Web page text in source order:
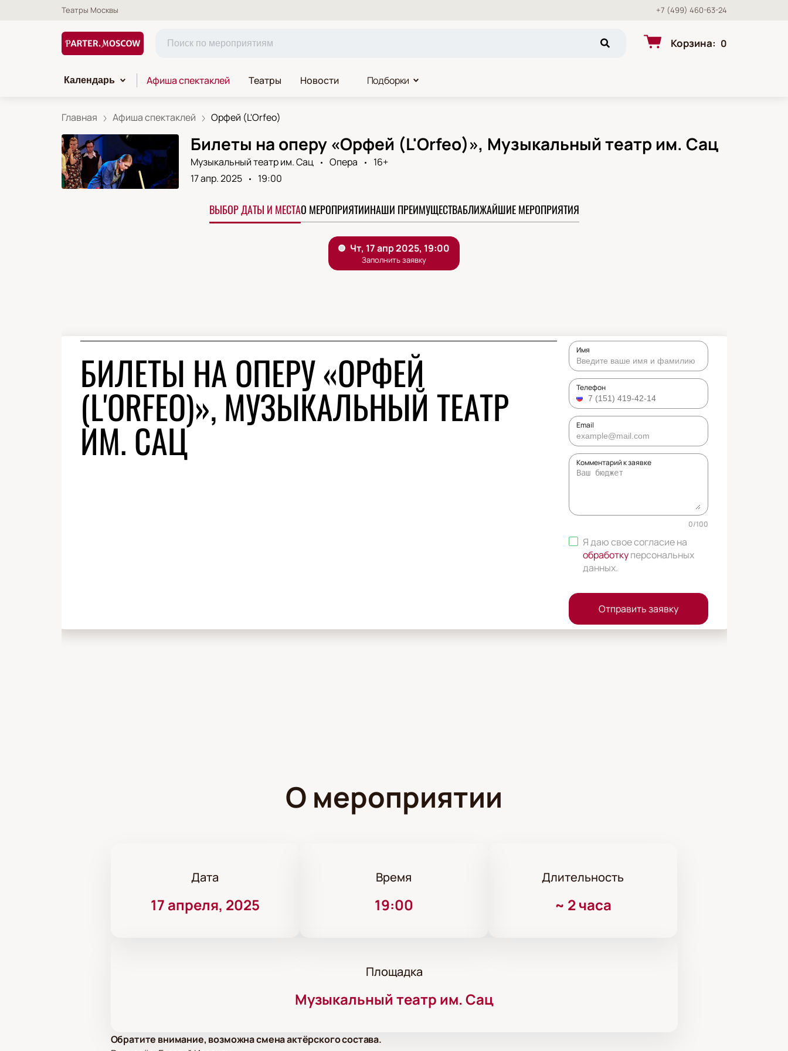
Театры Москвы +7 (499) 460-63-24
Корзина: 0
Календарь Афиша спектаклей Театры Новости Подборки
Главная Афиша спектаклей Орфей (L'Orfeo)
Билеты на оперу «Орфей (L'Orfeo)», Музыкальный театр им. Сац
Музыкальный театр им. Сац Опера
16+
17 апр. 2025
19:00
ВЫБОР ДАТЫ И МЕСТАО МЕРОПРИЯТИИНАШИ ПРЕИМУЩЕСТВАБЛИЖАЙШИЕ МЕРОПРИЯТИЯ
БИЛЕТЫ НА ОПЕРУ «ОРФЕЙ
(L'ORFEO)», МУЗЫКАЛЬНЫЙ ТЕАТР
ИМ. САЦ
Имя
Телефон
Email
Комментарий к заявке
0/100
Я даю свое согласие на
обработкуперсональных
данных.
Отправить заявку
О мероприятии
Дата
17 апреля, 2025
Время
19:00
Длительность
~ 2 часа
Площадка
Музыкальный театр им. Сац
Обратите внимание, возможна смена актёрского состава.